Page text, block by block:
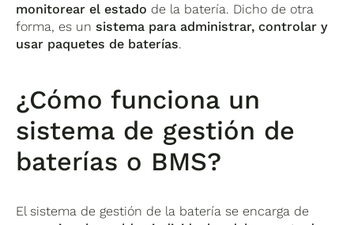
monitorear el estado de la batería. Dicho de otra
forma, es unsistema para administrar, controlar y
usar paquetes de baterías.
¿Cómo funciona un
sistema de gestión de
baterías o BMS?
El sistema de gestión de la batería se encarga de